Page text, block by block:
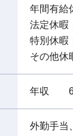
年間有給
法定休暇
特別休暇
その他休
年収
外勤手当